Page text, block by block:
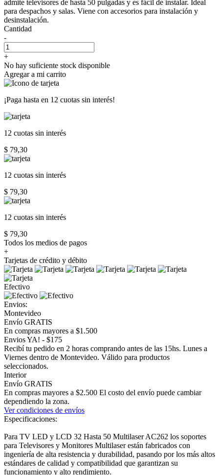
admite televisores de hasta 50 pulgadas y es fácil de instalar. Ideal
para despachos y salas. Viene con accesorios para instalación y
desinstalación.
Cantidad
-
+
No hay suficiente stock disponible
Agregar a mi carrito
¡Paga hasta en 12 cuotas sin interés!
12 cuotas sin interés
$ 79,30
12 cuotas sin interés
$ 79,30
12 cuotas sin interés
$ 79,30
Todos los medios de pagos
+
Tarjetas de crédito y débito
Efectivo
Envios:
Montevideo
Envío GRATIS
En compras mayores a $1.500
Envios YA! - $175
Recibí tu pedido en 2 horas comprando antes de las 15hs. Lunes a
Viernes dentro de Montevideo. Válido para productos
seleccionados.
Interior
Envío GRATIS
En compras mayores a $2.500 El costo del envío puede cambiar
dependiendo la zona.
Ver condiciones de envíos
Especificaciones:
Para TV LED y LCD 32 Hasta 50 Multilaser AC262 los soportes
para Televisores y Monitores Multilaser están fabricados con
ingeniería de alta resistencia y durabilidad, pasando por los más altos
estándares de calidad y compatibilidad que garantizan su
funcionamiento y alto rendimiento.